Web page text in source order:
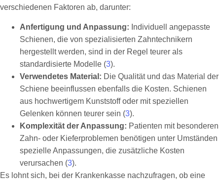
verschiedenen Faktoren ab, darunter:
Anfertigung und Anpassung: Individuell angepasste
Schienen, die von spezialisierten Zahntechnikern
hergestellt werden, sind in der Regel teurer als
standardisierte Modelle (3).
Verwendetes Material: Die Qualität und das Material der
Schiene beeinflussen ebenfalls die Kosten. Schienen
aus hochwertigem Kunststoff oder mit speziellen
Gelenken können teurer sein (3).
Komplexität der Anpassung: Patienten mit besonderen
Zahn- oder Kieferproblemen benötigen unter Umständen
spezielle Anpassungen, die zusätzliche Kosten
verursachen (3).
Es lohnt sich, bei der Krankenkasse nachzufragen, ob eine